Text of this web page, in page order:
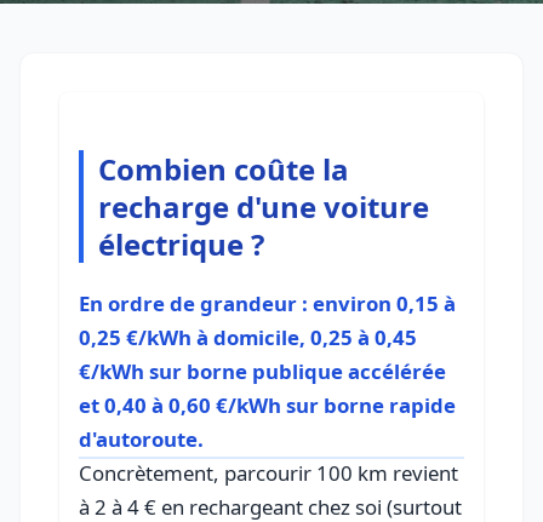
Combien coûte la
recharge d'une voiture
électrique ?
En ordre de grandeur : environ 0,15 à
0,25 €/kWh à domicile, 0,25 à 0,45
€/kWh sur borne publique accélérée
et 0,40 à 0,60 €/kWh sur borne rapide
d'autoroute.
Concrètement, parcourir 100 km revient
à 2 à 4 € en rechargeant chez soi (surtout